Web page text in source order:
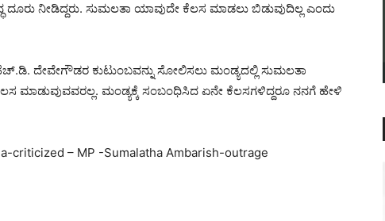
ನೀಡಿದ್ದರು. ಸುಮಲತಾ ಯಾವುದೇ ಕೆಲಸ ಮಾಡಲು ಬಿಡುವುದಿಲ್ಲ ಎಂದು
ದೇವೇಗೌಡರ ಕುಟುಂಬವನ್ನು ಸೋಲಿಸಲು ಮಂಡ್ಯದಲ್ಲಿ ಸುಮಲತಾ
ಮಾಡುವುವವರಲ್ಲ. ಮಂಡ್ಯಕ್ಕೆ ಸಂಬಂಧಿಸಿದ ಏನೇ ಕೆಲಸಗಳಿದ್ದರೂ ನನಗೆ ಹೇಳಿ
criticized – MP -Sumalatha Ambarish-outrage